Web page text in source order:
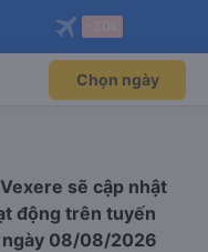
Mở app
bay qua
Mở app
Chọn ngày
sẽ cập nhật
động trên tuyến
ngày 08/08/2026